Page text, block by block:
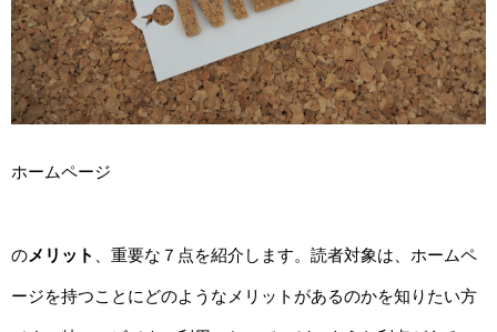
ホームページ
のメリット 、重要な７点を紹介します。読者対象は、ホームペ
ージを持つことにどのようなメリットがあるのかを知りたい方